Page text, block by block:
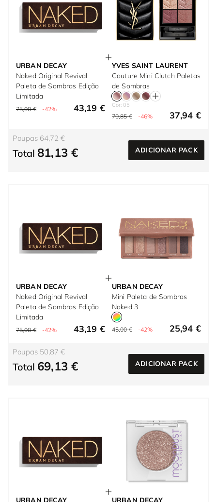
URBAN DECAY
Naked Original Revival
Paleta de Sombras Edição
Limitada
75,00 € -42% 43,19 €
YVES SAINT LAURENT
Couture Mini Clutch Paletas
de Sombras
Cor: 05
70,85 € -46% 37,94 €
Poupas 64,72 €
Total 81,13 € ADICIONAR PACK
URBAN DECAY
Naked Original Revival
Paleta de Sombras Edição
Limitada
75,00 € -42% 43,19 €
URBAN DECAY
Mini Paleta de Sombras
Naked 3
45,00 € -42% 25,94 €
Poupas 50,87 €
Total 69,13 € ADICIONAR PACK
URBAN DECAY URBAN DECAY